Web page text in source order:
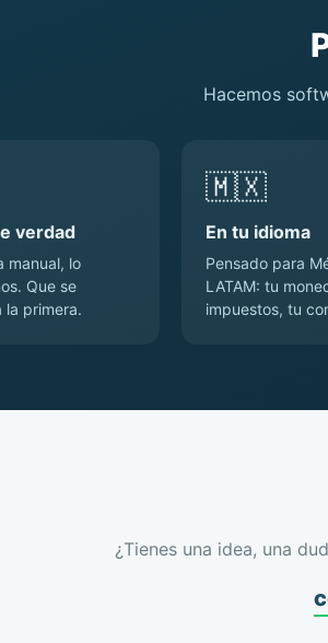
Hacemos
verdad
manual, lo
Que se
la primera.
🇲🇽
En tu idioma
Pensado para
LATAM: tu
impuestos, tu
¿Tienes una idea, una